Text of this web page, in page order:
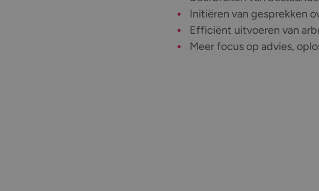
Initiëren van gesprekken
Efficiënt uitvoeren van
Meer focus op advies,